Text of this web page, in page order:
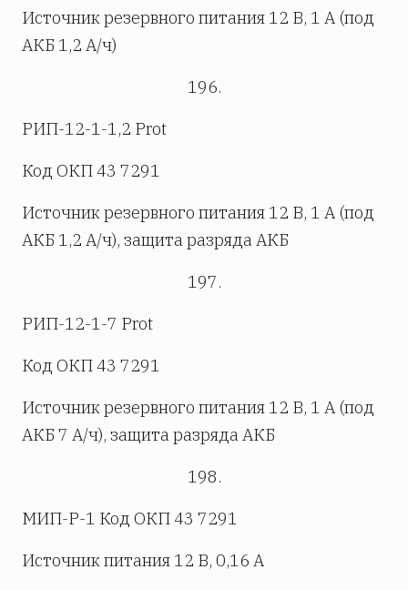
Источник резервного питания 12 В, 1 А (под
АКБ 1,2 А/ч)
196.
РИП-12-1-1,2 Prot
Код ОКП 43 7291
Источник резервного питания 12 В, 1 А (под
АКБ 1,2 А/ч), защита разряда АКБ
197.
РИП-12-1-7 Prot
Код ОКП 43 7291
Источник резервного питания 12 В, 1 А (под
АКБ 7 А/ч), защита разряда АКБ
198.
МИП-Р-1 Код ОКП 43 7291
Источник питания 12 В, 0,16 А